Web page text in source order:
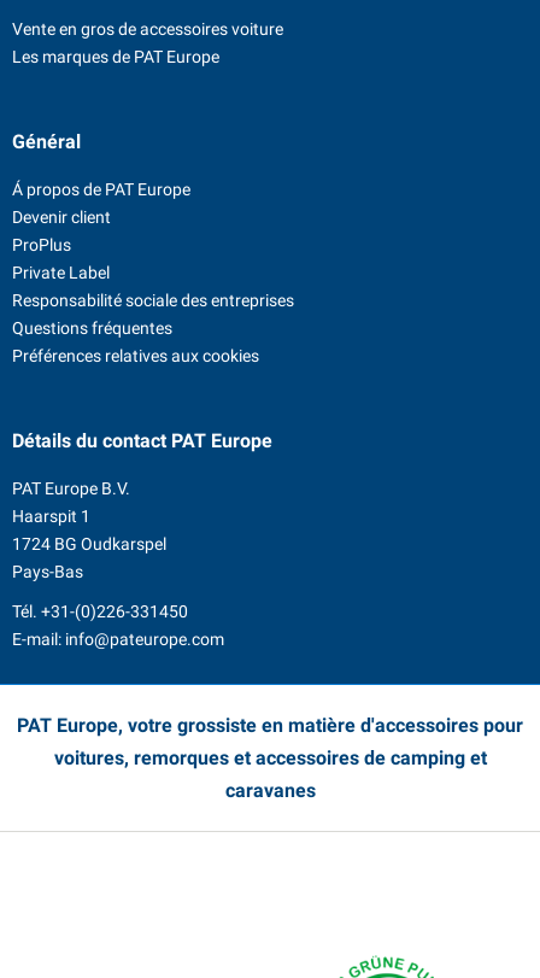
Vente en gros de accessoires voiture
Les marques de PAT Europe
Général
Á propos de PAT Europe
Devenir client
ProPlus
Private Label
Responsabilité sociale des entreprises
Questions fréquentes
Préférences relatives aux cookies
Détails du contactPAT Europe
PAT Europe B.V.
Haarspit 1
1724 BG Oudkarspel
Pays-Bas
Tél. +31-(0)226-331450
E-mail: info@pateurope.com
PAT Europe, votre grossiste en matière d'accessoires pour
voitures, remorques et accessoires de camping et
caravanes